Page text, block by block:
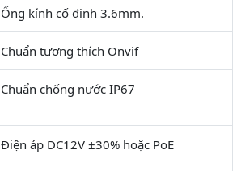
Ống kính cố định 3.6mm.
Chuẩn tương thích Onvif
Chuẩn chống nước IP67
Điện áp DC12V ±30% hoặc PoE